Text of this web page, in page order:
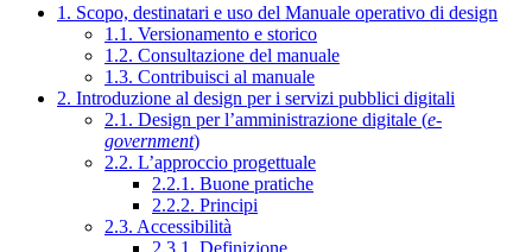
1. Scopo, destinatari e uso del Manuale operativo di design
1.1. Versionamento e storico
1.2. Consultazione del manuale
1.3. Contribuisci al manuale
2. Introduzione al design per i servizi pubblici digitali
2.1. Design per l’amministrazione digitale (e-
government)
2.2. L’approccio progettuale
2.2.1. Buone pratiche
2.2.2. Principi
2.3. Accessibilità
2.3.1. Definizione